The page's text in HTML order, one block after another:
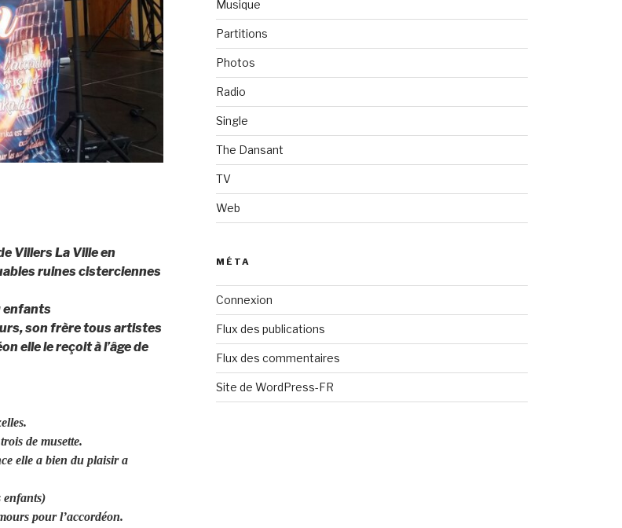
Villers La Ville en
ruines cisterciennes
enfants
son frère tous artistes
elle le reçoit à l’âge de
de musette.
elle a bien du plaisir a
enfants)
pour l’accordéon.
Musique
Partitions
Photos
Radio
Single
The Dansant
TV
Web
MÉTA
Connexion
Flux des publications
Flux des commentaires
Site de WordPress-FR